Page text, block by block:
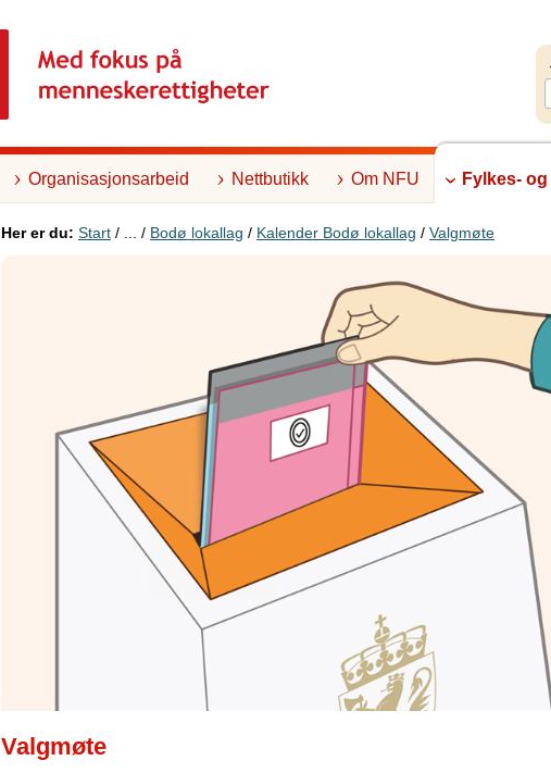
Organisasjonsarbeid Nettbutikk Om NFU Fylkes-
Her er du: Start / ... / Bodø lokallag / Kalender Bodø lokallag / Valgmøte
Valgmøte